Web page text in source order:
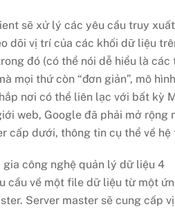
sẽ xử lý các yêu cầu truy
dõi vị trí của các khối dữ liệu
đó (có thể nói dễ hiểu là
mọi thứ còn “đơn giản”, mô
nơi có thể liên lạc với bất kỳ
web, Google đã phải mở
cấp dưới, thông tin cụ thể về
cầu về một file dữ liệu từ một
Server master sẽ cung cấp